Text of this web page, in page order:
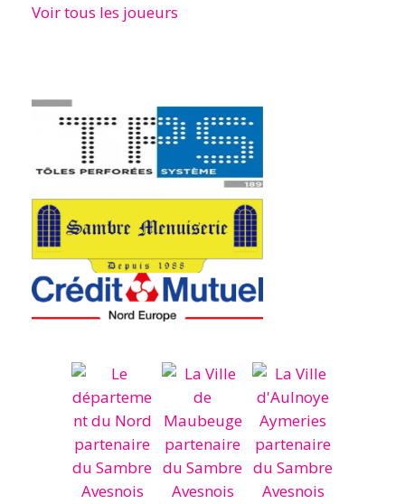
Voir tous les joueurs